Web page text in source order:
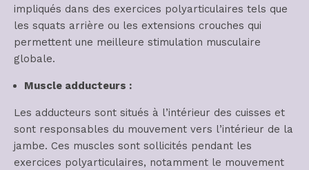
impliqués dans des exercices polyarticulaires tels que
les squats arrière ou les extensions crouches qui
permettent une meilleure stimulation musculaire
globale.
Muscle adducteurs :
Les adducteurs sont situés à l’intérieur des cuisses et
sont responsables du mouvement vers l’intérieur de la
jambe. Ces muscles sont sollicités pendant les
exercices polyarticulaires, notamment le mouvement